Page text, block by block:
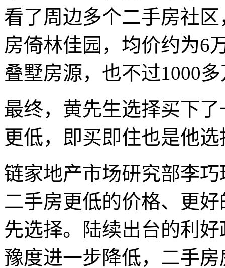
看了周边多个二手房社
房倚林佳园，均价约为6
叠墅房源，也不过1000
最终，黄先生选择买下
更低，即买即住也是他
链家地产市场研究部李
二手房更低的价格、更
先选择。陆续出台的利
豫度进一步降低，二手